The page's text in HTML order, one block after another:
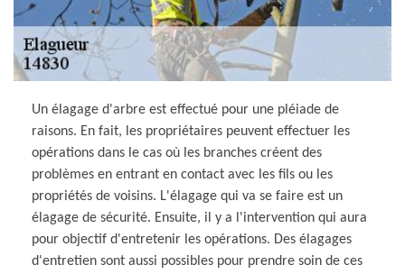
Un élagage d'arbre est effectué pour une pléiade de
raisons. En fait, les propriétaires peuvent effectuer les
opérations dans le cas où les branches créent des
problèmes en entrant en contact avec les fils ou les
propriétés de voisins. L'élagage qui va se faire est un
élagage de sécurité. Ensuite, il y a l'intervention qui aura
pour objectif d'entretenir les opérations. Des élagages
d'entretien sont aussi possibles pour prendre soin de ces